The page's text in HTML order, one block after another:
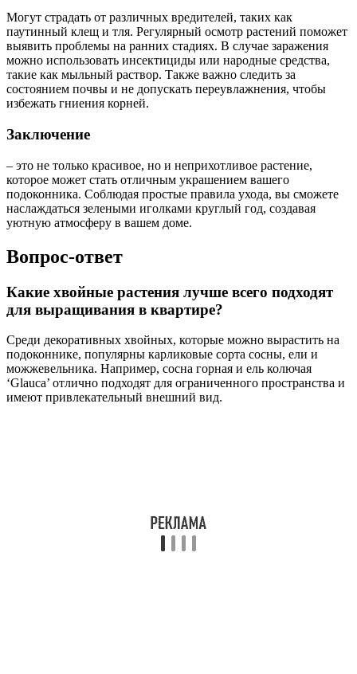
Могут страдать от различных вредителей, таких как
паутинный клещ и тля. Регулярный осмотр растений поможет
выявить проблемы на ранних стадиях. В случае заражения
можно использовать инсектициды или народные средства,
такие как мыльный раствор. Также важно следить за
состоянием почвы и не допускать переувлажнения, чтобы
избежать гниения корней.
Заключение
– это не только красивое, но и неприхотливое растение,
которое может стать отличным украшением вашего
подоконника. Соблюдая простые правила ухода, вы сможете
наслаждаться зелеными иголками круглый год, создавая
уютную атмосферу в вашем доме.
Вопрос-ответ
Какие хвойные растения лучше всего подходят
для выращивания в квартире?
Среди декоративных хвойных, которые можно вырастить на
подоконнике, популярны карликовые сорта сосны, ели и
можжевельника. Например, сосна горная и ель колючая
‘Glauca’ отлично подходят для ограниченного пространства и
имеют привлекательный внешний вид.